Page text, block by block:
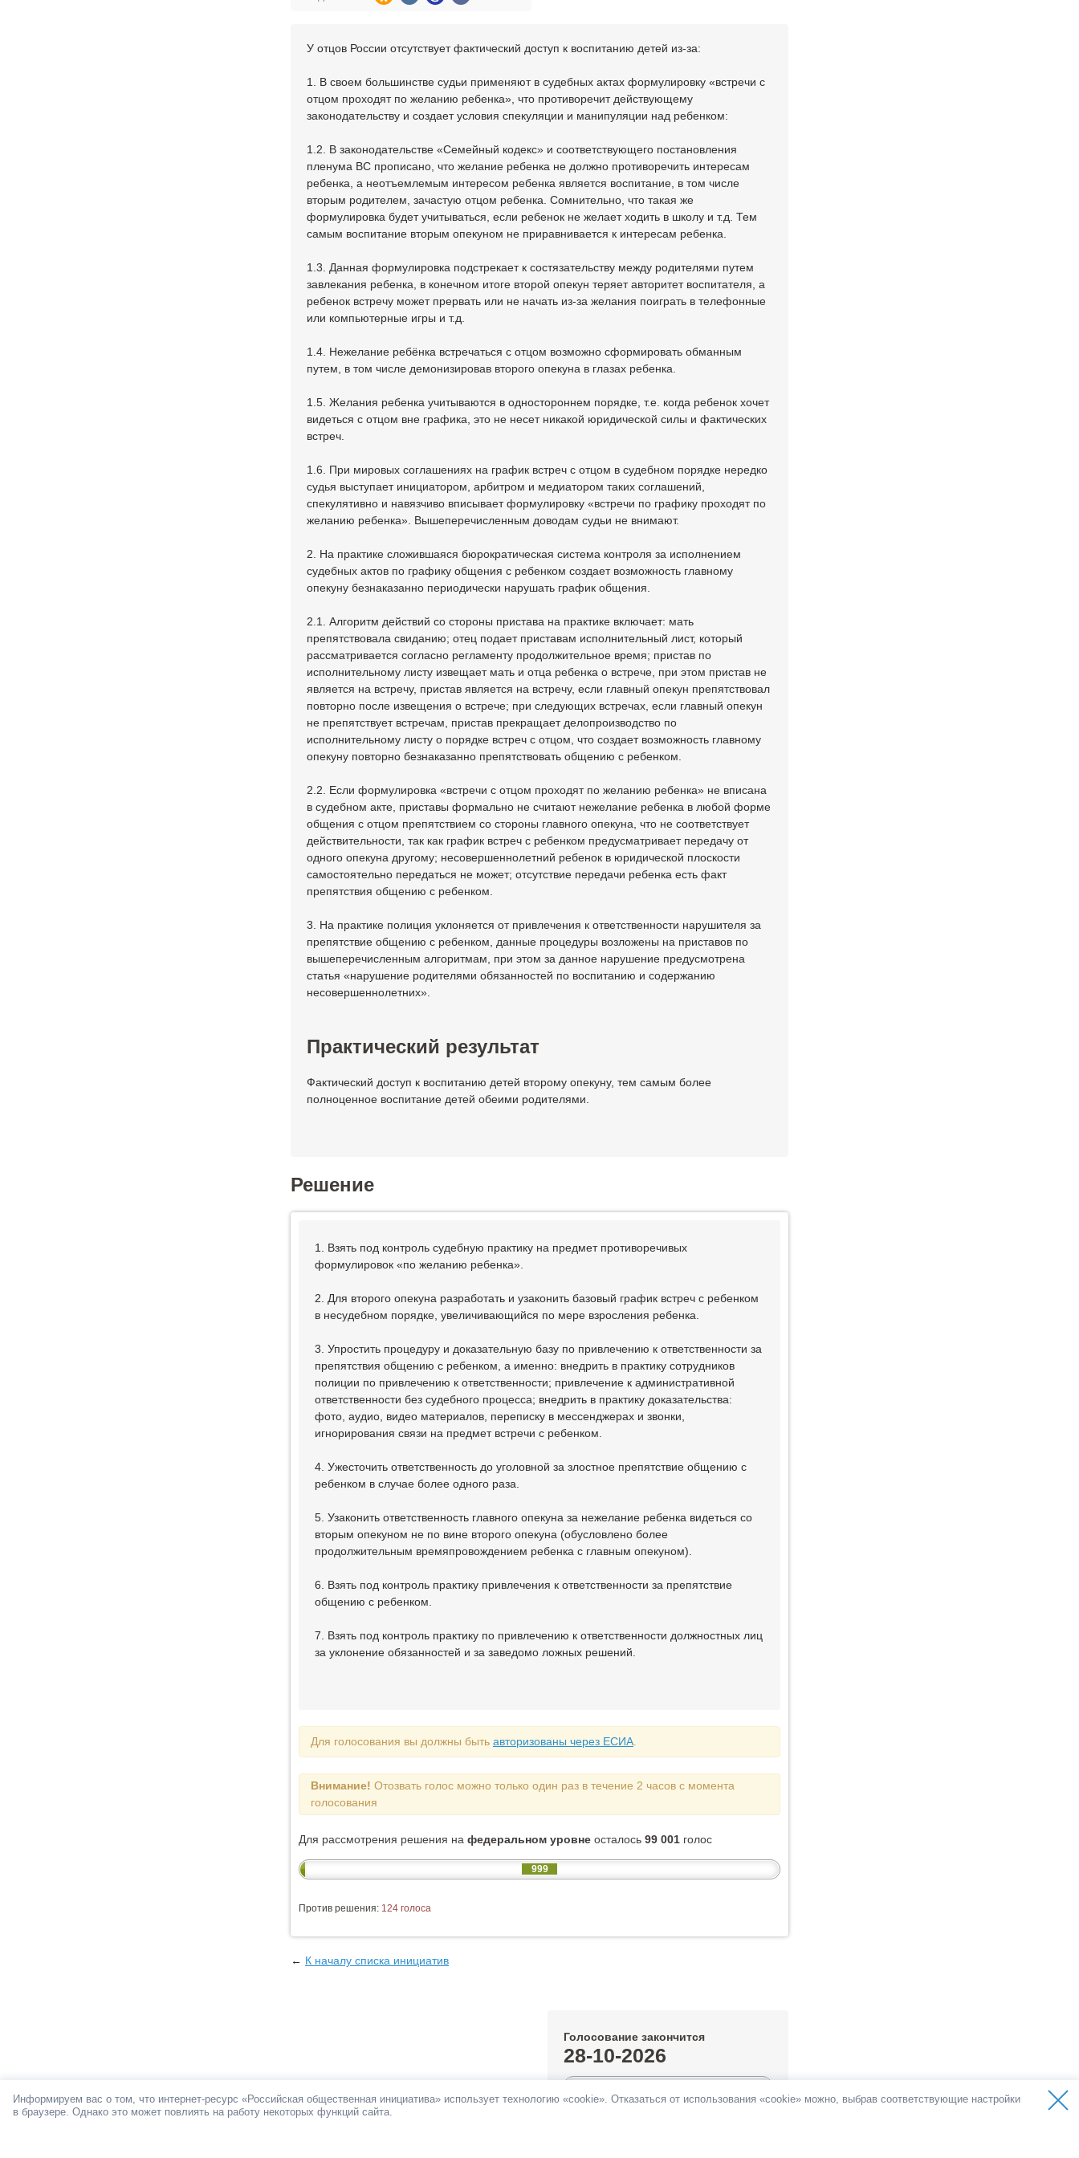
У отцов России отсутствует фактический доступ к воспитанию детей из-за:
1. В своем большинстве судьи применяют в судебных актах формулировку «встречи с
отцом проходят по желанию ребенка», что противоречит действующему
законодательству и создает условия спекуляции и манипуляции над ребенком:
1.2. В законодательстве «Семейный кодекс» и соответствующего постановления
пленума ВС прописано, что желание ребенка не должно противоречить интересам
ребенка, а неотъемлемым интересом ребенка является воспитание, в том числе
вторым родителем, зачастую отцом ребенка. Сомнительно, что такая же
формулировка будет учитываться, если ребенок не желает ходить в школу и т.д. Тем
самым воспитание вторым опекуном не приравнивается к интересам ребенка.
1.3. Данная формулировка подстрекает к состязательству между родителями путем
завлекания ребенка, в конечном итоге второй опекун теряет авторитет воспитателя, а
ребенок встречу может прервать или не начать из-за желания поиграть в телефонные
или компьютерные игры и т.д.
1.4. Нежелание ребёнка встречаться с отцом возможно сформировать обманным
путем, в том числе демонизировав второго опекуна в глазах ребенка.
1.5. Желания ребенка учитываются в одностороннем порядке, т.е. когда ребенок хочет
видеться с отцом вне графика, это не несет никакой юридической силы и фактических
встреч.
1.6. При мировых соглашениях на график встреч с отцом в судебном порядке нередко
судья выступает инициатором, арбитром и медиатором таких соглашений,
спекулятивно и навязчиво вписывает формулировку «встречи по графику проходят по
желанию ребенка». Вышеперечисленным доводам судьи не внимают.
2. На практике сложившаяся бюрократическая система контроля за исполнением
судебных актов по графику общения с ребенком создает возможность главному
опекуну безнаказанно периодически нарушать график общения.
2.1. Алгоритм действий со стороны пристава на практике включает: мать
препятствовала свиданию; отец подает приставам исполнительный лист, который
рассматривается согласно регламенту продолжительное время; пристав по
исполнительному листу извещает мать и отца ребенка о встрече, при этом пристав не
является на встречу, пристав является на встречу, если главный опекун препятствовал
повторно после извещения о встрече; при следующих встречах, если главный опекун
не препятствует встречам, пристав прекращает делопроизводство по
исполнительному листу о порядке встреч с отцом, что создает возможность главному
опекуну повторно безнаказанно препятствовать общению с ребенком.
2.2. Если формулировка «встречи с отцом проходят по желанию ребенка» не вписана
в судебном акте, приставы формально не считают нежелание ребенка в любой форме
общения с отцом препятствием со стороны главного опекуна, что не соответствует
действительности, так как график встреч с ребенком предусматривает передачу от
одного опекуна другому; несовершеннолетний ребенок в юридической плоскости
самостоятельно передаться не может; отсутствие передачи ребенка есть факт
препятствия общению с ребенком.
3. На практике полиция уклоняется от привлечения к ответственности нарушителя за
препятствие общению с ребенком, данные процедуры возложены на приставов по
вышеперечисленным алгоритмам, при этом за данное нарушение предусмотрена
статья «нарушение родителями обязанностей по воспитанию и содержанию
несовершеннолетних».
Практический результат
Фактический доступ к воспитанию детей второму опекуну, тем самым более
полноценное воспитание детей обеими родителями.
Решение
1. Взять под контроль судебную практику на предмет противоречивых
формулировок «по желанию ребенка».
2. Для второго опекуна разработать и узаконить базовый график встреч с ребенком
в несудебном порядке, увеличивающийся по мере взросления ребенка.
3. Упростить процедуру и доказательную базу по привлечению к ответственности за
препятствия общению с ребенком, а именно: внедрить в практику сотрудников
полиции по привлечению к ответственности; привлечение к административной
ответственности без судебного процесса; внедрить в практику доказательства:
фото, аудио, видео материалов, переписку в мессенджерах и звонки,
игнорирования связи на предмет встречи с ребенком.
4. Ужесточить ответственность до уголовной за злостное препятствие общению с
ребенком в случае более одного раза.
5. Узаконить ответственность главного опекуна за нежелание ребенка видеться со
вторым опекуном не по вине второго опекуна (обусловлено более
продолжительным времяпровождением ребенка с главным опекуном).
6. Взять под контроль практику привлечения к ответственности за препятствие
общению с ребенком.
7. Взять под контроль практику по привлечению к ответственности должностных лиц
за уклонение обязанностей и за заведомо ложных решений.
Для голосования вы должны быть авторизованы через ЕСИА
Внимание! Отозвать голос можно только один раз в течение 2 часов с момента
голосования
Для рассмотрения решения на федеральном уровне осталось 99 001 голос
999
Против решения: 124 голоса
← К началу списка инициатив
Голосование закончится
28-10-2026
Информируем вас о том, что интернет-ресурс «Российская общественная инициатива» использует технологию «cookie». Отказаться от использования «cookie» можно, выбрав соответствующие настройки
в браузере. Однако это может повлиять на работу некоторых функций сайта.